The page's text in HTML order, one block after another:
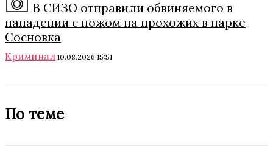
В СИЗО отправили обвиняемого в
нападении с ножом на прохожих в парке
Сосновка
Криминал 10.08.2026 15:51
По теме